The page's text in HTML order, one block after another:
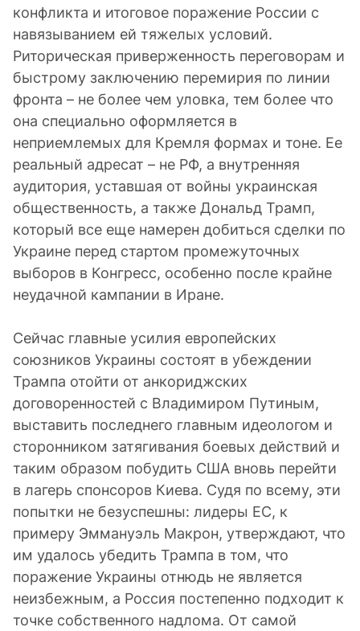
конфликта и итоговое поражение России с
навязыванием ей тяжелых условий.
Риторическая приверженность переговорам и
быстрому заключению перемирия по линии
фронта – не более чем уловка, тем более что
она специально оформляется в
неприемлемых для Кремля формах и тоне. Ее
реальный адресат – не РФ, а внутренняя
аудитория, уставшая от войны украинская
общественность, а также Дональд Трамп,
который все еще намерен добиться сделки по
Украине перед стартом промежуточных
выборов в Конгресс, особенно после крайне
неудачной кампании в Иране.
Сейчас главные усилия европейских
союзников Украины состоят в убеждении
Трампа отойти от анкориджских
договоренностей с Владимиром Путиным,
выставить последнего главным идеологом и
сторонником затягивания боевых действий и
таким образом побудить США вновь перейти
в лагерь спонсоров Киева. Судя по всему, эти
попытки не безуспешны: лидеры ЕС, к
примеру Эммануэль Макрон, утверждают, что
им удалось убедить Трампа в том, что
поражение Украины отнюдь не является
неизбежным, а Россия постепенно подходит к
точке собственного надлома. От самой